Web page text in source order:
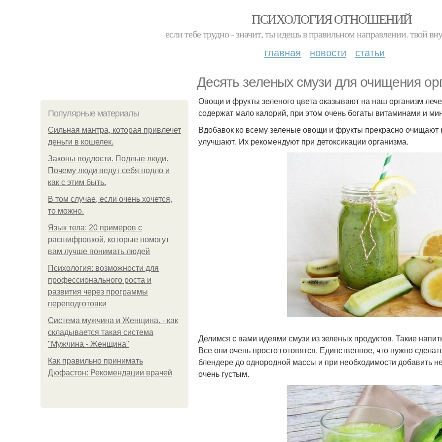
ПСИХОЛОГИЯ ОТНОШЕНИЙ
если тебе трудно - значит, ты идешь в правильном направлении. твой
главная новости статьи
Десять зеленых смузи для очищения
Популярные материалы
Сильная мантра, которая привлечет
деньги в кошелек.
Законы подлости. Подлые люди.
Почему люди ведут себя подло и
как с этим быть.
В том случае, если очень хочется,
то можно.
Язык тела: 20 примеров с
расшифровкой, которые помогут
вам лучше понимать людей
Психология: возможности для
профессионального роста и
развития через программы
переподготовки
Система мужчина и Женщина. - как
складывается такая система
"Мужчина - Женщина"
Как правильно принимать
Дюфастон: Рекомендации врачей
Овощи и фрукты зеленого цвета оказывают на наш организм
содержат мало калорий, при этом очень богаты витаминами и
Вдобавок ко всему зеленые овощи и фрукты прекрасно
улучшают. Их рекомендуют при детоксикации организма.
Делимся с вами идеями смузи из зеленых продуктов. Такие
Все они очень просто готовятся. Единственное, что нужно
блендере до однородной массы и при необходимости добавить
очень густым.